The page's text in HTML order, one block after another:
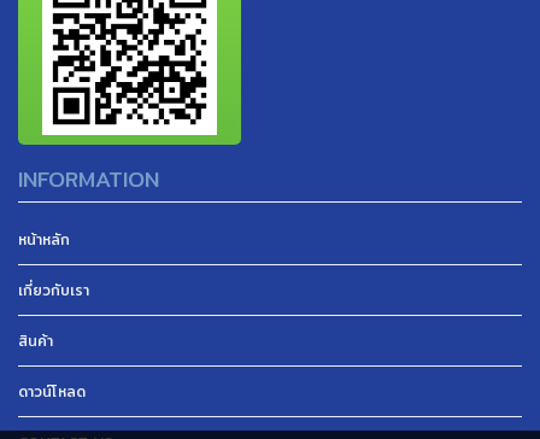
INFORMATION
หน้าหลัก
เกี่ยวกับเรา
สินค้า
ดาวน์โหลด